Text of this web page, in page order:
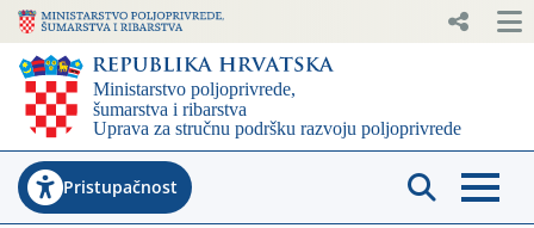
Pristupačnost